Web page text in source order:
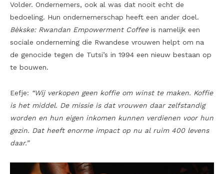
Volder. Ondernemers, ook al was dat nooit echt de
bedoeling. Hun ondernemerschap heeft een ander doel.
Bèkske: Rwandan Empowerment Coffeeis namelijk een
sociale onderneming die Rwandese vrouwen helpt om na
de genocide tegen de Tutsi’s in 1994 een nieuw bestaan op
te bouwen.
Eefje: “Wij verkopen geen koffie om winst te maken. Koffie
is het middel. De missie is dat vrouwen daar zelfstandig
worden en hun eigen inkomen kunnen verdienen voor hun
gezin. Dat heeft enorme impact op nu al ruim 400 levens
daar.”